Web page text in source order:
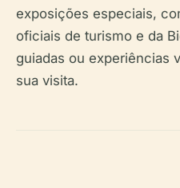
exposições especiais,
oficiais de turismo e da
guiadas ou experiências
sua visita.